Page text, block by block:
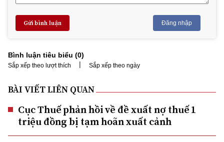
Gửi bình luận Đăng nhập
Bình luận tiêu biểu (0)
Sắp xếp theo lượt thích | Sắp xếp theo ngày
BÀI VIẾT LIÊN QUAN
Cục Thuế phản hồi về đề xuất nợ thuế 1
triệu đồng bị tạm hoãn xuất cảnh